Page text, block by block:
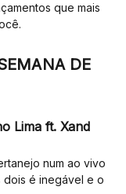
que mais
DE
Lima ft. Xand
num ao vivo
dois é inegável e o